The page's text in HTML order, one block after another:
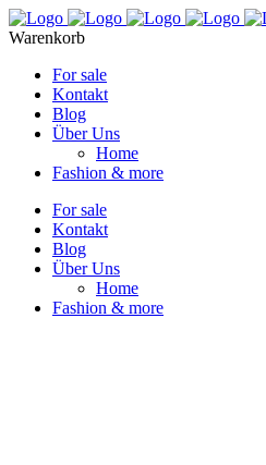
Warenkorb
For sale
Kontakt
Blog
Über Uns
Home
Fashion & more
For sale
Kontakt
Blog
Über Uns
Home
Fashion & more